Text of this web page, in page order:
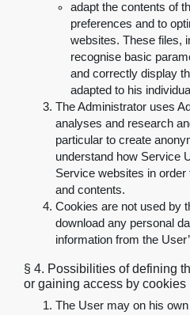
adapt the contents of
preferences and to
websites. These files,
recognise basic
and correctly display
adapted to his
The Administrator uses
analyses and research
particular to create
understand how Service
Service websites in
and contents.
Cookies are not used by
download any personal
information from the
§ 4. Possibilities of defining
or gaining access by cookies
The User may on his